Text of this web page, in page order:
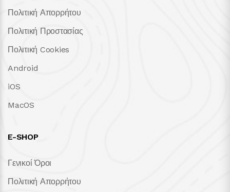
Πολιτική Απορρήτου
Πολιτική Προστασίας
Πολιτική Cookies
Android
iOS
MacOS
E-SHOP
Γενικοί Όροι
Πολιτική Απορρήτου